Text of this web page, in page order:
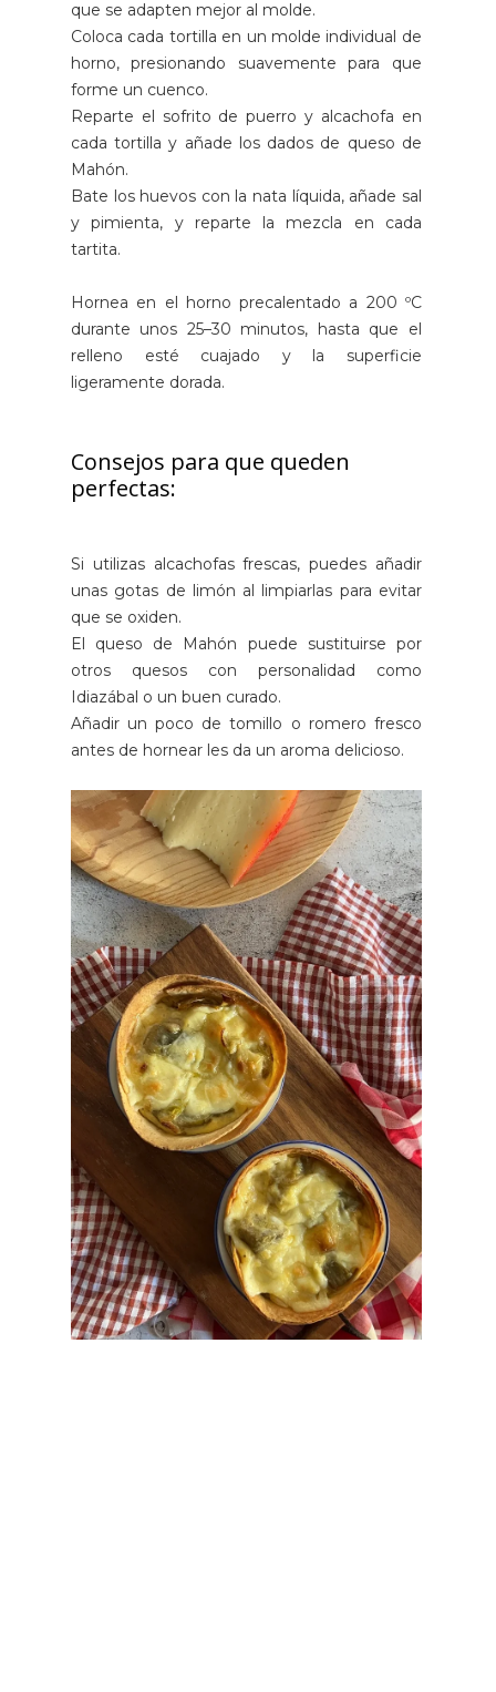
que se adapten mejor al molde.
Coloca cada tortilla en un molde individual de
horno, presionando suavemente para que
forme un cuenco.
Reparte el sofrito de puerro y alcachofa en
cada tortilla y añade los dados de queso de
Mahón.
Bate los huevos con la nata líquida, añade sal
y pimienta, y reparte la mezcla en cada
tartita.
Hornea en el horno precalentado a 200 ºC
durante unos 25–30 minutos, hasta que el
relleno esté cuajado y la superficie
ligeramente dorada.
Consejos para que queden
perfectas:
Si utilizas alcachofas frescas, puedes añadir
unas gotas de limón al limpiarlas para evitar
que se oxiden.
El queso de Mahón puede sustituirse por
otros quesos con personalidad como
Idiazábal o un buen curado.
Añadir un poco de tomillo o romero fresco
antes de hornear les da un aroma delicioso.